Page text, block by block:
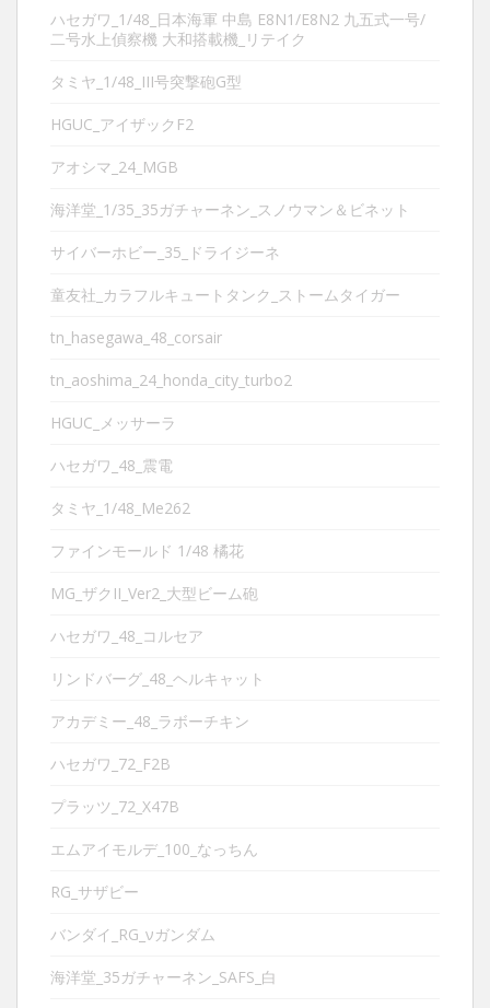
ハセガワ_1/48_日本海軍 中島 E8N1/E8N2 九五式一号/
二号水上偵察機 大和搭載機_リテイク
タミヤ_1/48_III号突撃砲G型
HGUC_アイザックF2
アオシマ_24_MGB
海洋堂_1/35_35ガチャーネン_スノウマン＆ビネット
サイバーホビー_35_ドライジーネ
童友社_カラフルキュートタンク_ストームタイガー
tn_hasegawa_48_corsair
tn_aoshima_24_honda_city_turbo2
HGUC_メッサーラ
ハセガワ_48_震電
タミヤ_1/48_Me262
ファインモールド 1/48 橘花
MG_ザクII_Ver2_大型ビーム砲
ハセガワ_48_コルセア
リンドバーグ_48_ヘルキャット
アカデミー_48_ラボーチキン
ハセガワ_72_F2B
プラッツ_72_X47B
エムアイモルデ_100_なっちん
RG_サザビー
バンダイ_RG_νガンダム
海洋堂_35ガチャーネン_SAFS_白